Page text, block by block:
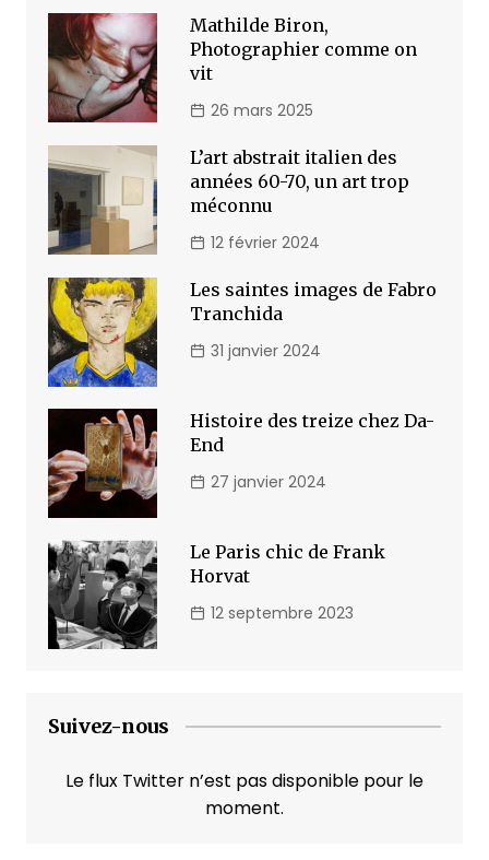
Mathilde Biron,
Photographier comme on
vit
26 mars 2025
L’art abstrait italien des
années 60-70, un art trop
méconnu
12 février 2024
Les saintes images de Fabro
Tranchida
31 janvier 2024
Histoire des treize chez Da-
End
27 janvier 2024
Le Paris chic de Frank
Horvat
12 septembre 2023
Suivez-nous
Le flux Twitter n’est pas disponible pour le
moment.